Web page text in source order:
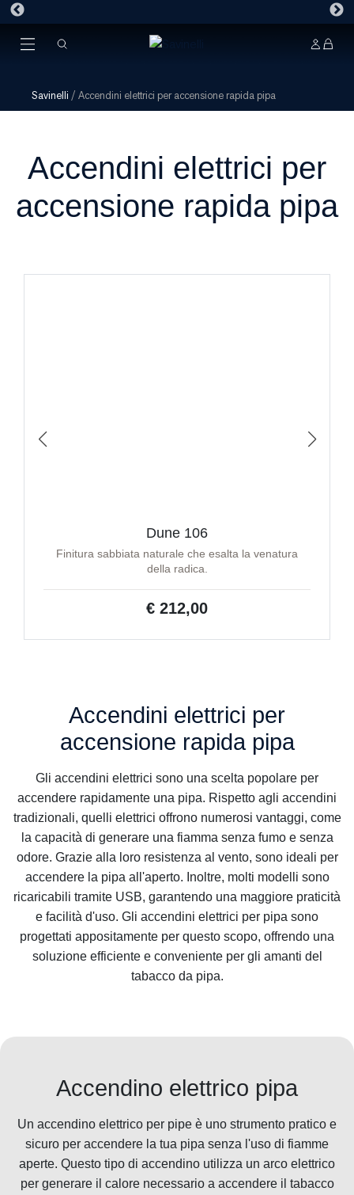
Savinelli / Accendini elettrici per accensione rapida pipa
Accendini elettrici per
accensione rapida pipa
Dune 106
Finitura sabbiata naturale che esalta la venatura
della radica.
€ 212,00
Accendini elettrici per
accensione rapida pipa
Gli accendini elettrici sono una scelta popolare per
accendere rapidamente una pipa. Rispetto agli accendini
tradizionali, quelli elettrici offrono numerosi vantaggi, come
la capacità di generare una fiamma senza fumo e senza
odore. Grazie alla loro resistenza al vento, sono ideali per
accendere la pipa all'aperto. Inoltre, molti modelli sono
ricaricabili tramite USB, garantendo una maggiore praticità
e facilità d'uso. Gli accendini elettrici per pipa sono
progettati appositamente per questo scopo, offrendo una
soluzione efficiente e conveniente per gli amanti del
tabacco da pipa.
Accendino elettrico pipa
Un accendino elettrico per pipe è uno strumento pratico e
sicuro per accendere la tua pipa senza l'uso di fiamme
aperte. Questo tipo di accendino utilizza un arco elettrico
per generare il calore necessario a accendere il tabacco